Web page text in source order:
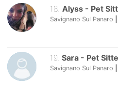
18. Alyss - Pet
Savignano Sul Panaro
19. Sara - Pet
Savignano Sul Panaro